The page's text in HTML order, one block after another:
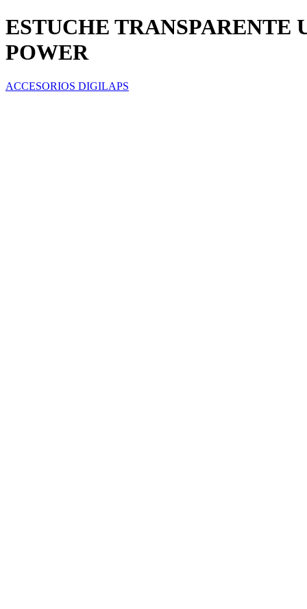
ESTUCHE TRANSPARENTE
POWER
ACCESORIOS DIGILAPS